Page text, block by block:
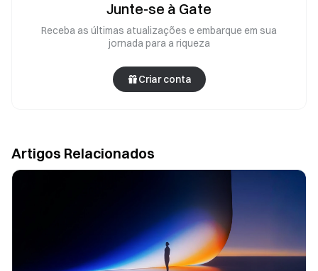
Junte-se à Gate
Receba as últimas atualizações e embarque em sua
jornada para a riqueza
Criar conta
Artigos Relacionados